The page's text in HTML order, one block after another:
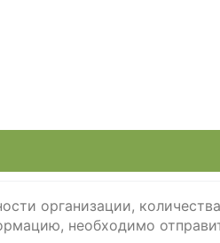
организации,
необходимо